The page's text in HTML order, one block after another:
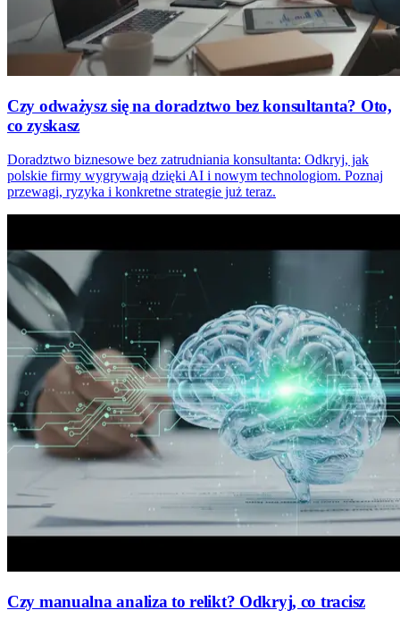
Czy odważysz się na doradztwo bez konsultanta? Oto,
co zyskasz
Doradztwo biznesowe bez zatrudniania konsultanta: Odkryj, jak
polskie firmy wygrywają dzięki AI i nowym technologiom. Poznaj
przewagi, ryzyka i konkretne strategie już teraz.
Czy manualna analiza to relikt? Odkryj, co tracisz